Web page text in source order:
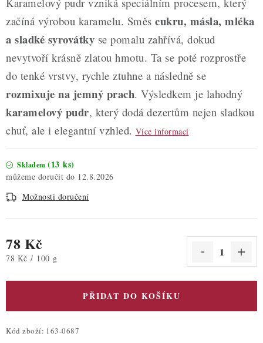
začíná výrobou karamelu. Směs cukru, másla, mléka
a sladké syrovátky se pomalu zahřívá, dokud
nevytvoří krásně zlatou hmotu. Ta se poté rozprostře
do tenké vrstvy, rychle ztuhne a následně se
rozmixuje na jemný prach. Výsledkem je lahodný
karamelový pudr, který dodá dezertům nejen sladkou
chuť, ale i elegantní vzhled. Více informací
Skladem (13 ks)
12.8.2026
Možnosti doručení
78 Kč
Měrná cena:
78 Kč / 100 g
PŘIDAT DO KOŠÍKU
Kód zboží: 163-0687